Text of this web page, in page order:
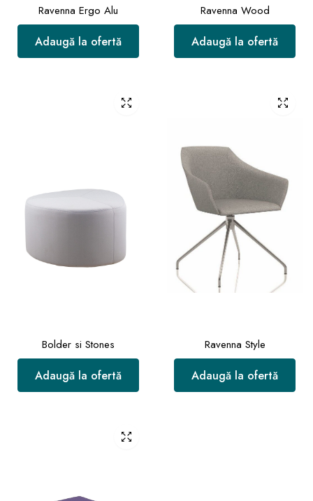
Ravenna Ergo Alu
Adaugă la ofertă
Ravenna Wood
Adaugă la ofertă
Bolder si Stones
Adaugă la ofertă
Ravenna Style
Adaugă la ofertă